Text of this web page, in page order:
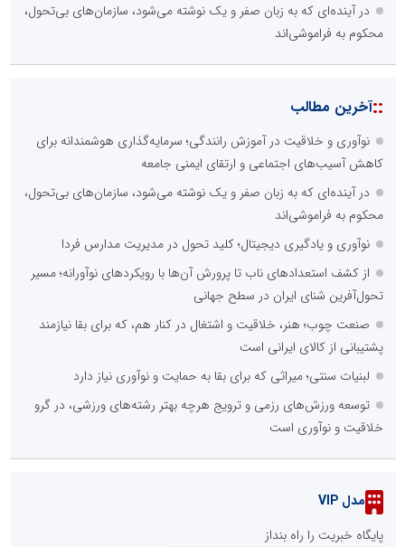
در آینده‌ای که به زبان صفر و یک نوشته می‌شود، سازمان‌های بی‌تحول،
محکوم به فراموشی‌اند
::آخرین مطالب
نوآوری و خلاقیت در آموزش رانندگی؛ سرمایه‌گذاری هوشمندانه برای
کاهش آسیب‌های اجتماعی و ارتقای ایمنی جامعه
در آینده‌ای که به زبان صفر و یک نوشته می‌شود، سازمان‌های بی‌تحول،
محکوم به فراموشی‌اند
نوآوری و یادگیری دیجیتال؛ کلید تحول در مدیریت مدارس فردا
از کشف استعدادهای ناب تا پرورش آن‌ها با رویکردهای نوآورانه؛ مسیر
تحول‌آفرین شنای ایران در سطح جهانی
صنعت چوب؛ هنر، خلاقیت و اشتغال در کنار هم، که برای بقا نیازمند
پشتیبانی از کالای ایرانی است
لبنیات سنتی؛ میراثی که برای بقا به حمایت و نوآوری نیاز دارد
توسعه ورزش‌های رزمی و ترویج هرچه بهتر رشته‌های ورزشی، در گرو
خلاقیت و نوآوری است
مدل VIP
پایگاه خبریت را راه بنداز